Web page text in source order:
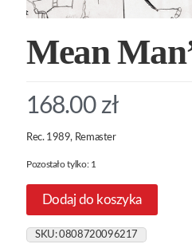
Mean
168.00 zł
Rec. 1989, Remaster
Pozostało tylko: 1
Dodaj do koszyka
SKU:0808720096217